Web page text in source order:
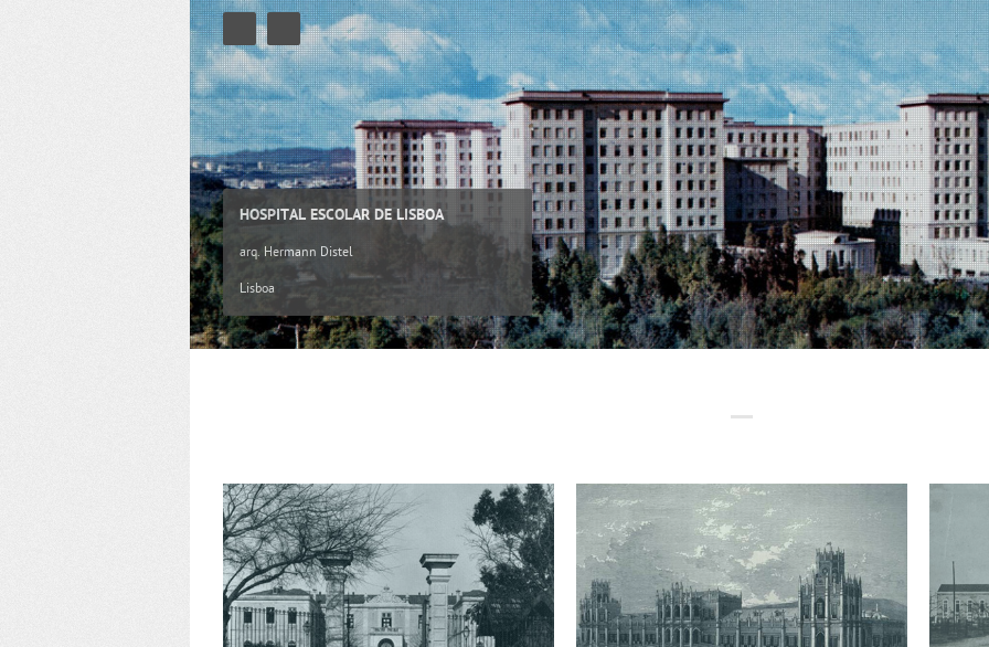
HOSPITAL ESCOLAR DE LISBOA
arq. Hermann Distel
Lisboa